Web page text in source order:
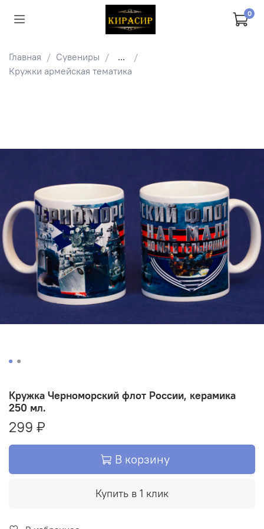
0
Главная Сувениры
...
Кружки армейская тематика
Кружка Черноморский флот России, керамика
250 мл.
299 ₽
В корзину
Купить в 1 клик